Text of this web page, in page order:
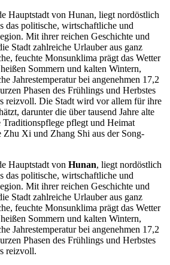
Hauptstadt von Hunan, liegt nordöstlich
das politische, wirtschaftliche und
Mit ihrer reichen Geschichte und
Stadt zahlreiche Urlauber aus ganz
feuchte Monsunklima prägt das Wetter
Sommern und kalten Wintern,
Jahrestemperatur bei angenehmen 17,2
Phasen des Frühlings und Herbstes
reizvoll. Die Stadt wird vor allem für ihre
darunter die über tausend Jahre alte
pflegt und Heimat
Zhu Xi und Zhang Shi aus der Song-
Hauptstadt von Hunan, liegt nordöstlich
das politische, wirtschaftliche und
Mit ihrer reichen Geschichte und
Stadt zahlreiche Urlauber aus ganz
feuchte Monsunklima prägt das Wetter
Sommern und kalten Wintern,
Jahrestemperatur bei angenehmen 17,2
Phasen des Frühlings und Herbstes
reizvoll.